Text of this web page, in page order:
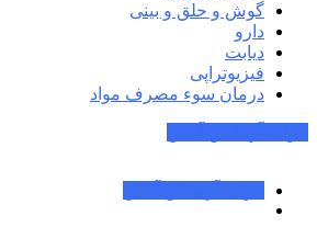
گوش و حلق و بینی
دارو
دیابت
فیزیوتراپی
درمان سوء مصرف مواد